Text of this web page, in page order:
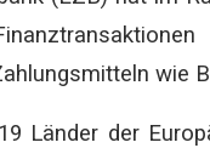
wie
Länder der